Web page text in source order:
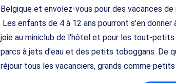
Belgique et envolez-vous pour des vacances de
Les enfants de 4 à 12 ans pourront s'en
joie au miniclub de l'hôtel et pour les tout-petits
parcs à jets d'eau et des petits toboggans. De
réjouir tous les vacanciers, grands comme